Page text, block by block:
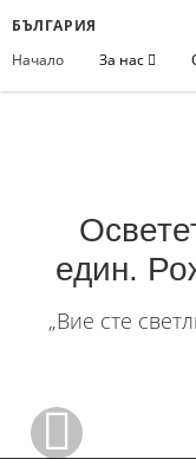
БЪЛГАРИЯ
Начало
За нас
един.
„Вие сте